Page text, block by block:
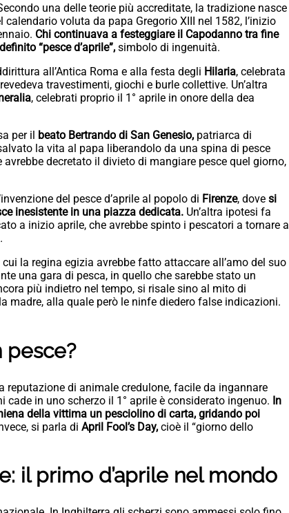
una delle teorie più accreditate, la tradizione nasce
voluta da papa Gregorio XIII nel 1582, l’inizio
Chi continuava a festeggiare il Capodanno tra fine
“pesce d’aprile”, simbolo di ingenuità.
all’Antica Roma e alla festa degli Hilaria, celebrata
travestimenti, giochi e burle collettive. Un’altra
, celebrati proprio il 1° aprile in onore della dea
per il beato Bertrando di San Genesio, patriarca di
la vita al papa liberandolo da una spina di pesce
decretato il divieto di mangiare pesce quel giorno,
del pesce d’aprile al popolo di Firenze, dove si
inesistente in una piazza dedicata. Un’altra ipotesi fa
a inizio aprile, che avrebbe spinto i pescatori a tornare a
cui la regina egizia avrebbe fatto attaccare all’amo del suo
una gara di pesca, in quello che sarebbe stato un
più indietro nel tempo, si risale sino al mito di
madre, alla quale però le ninfe diedero false indicazioni.
pesce?
reputazione di animale credulone, facile da ingannare
cade in uno scherzo il 1° aprile è considerato ingenuo. In
della vittima un pesciolino di carta, gridando poi
si parla di April Fool’s Day, cioè il “giorno dello
il primo d’aprile nel mondo